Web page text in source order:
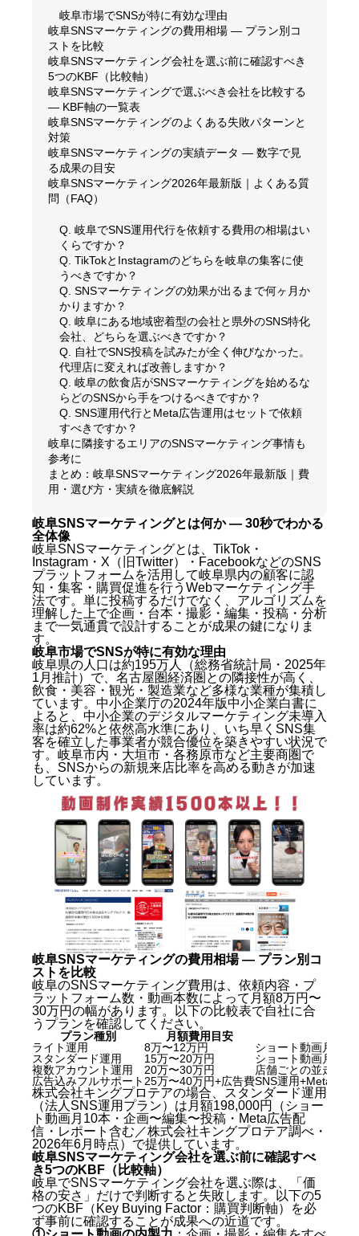
岐阜市場でSNSが特に有効な理由
岐阜SNSマーケティングの費用相場 — プラン別コ
ストを比較
岐阜SNSマーケティング会社を選ぶ前に確認すべき
5つのKBF（比較軸）
岐阜SNSマーケティングで選ぶべき会社を比較する
— KBF軸の一覧表
岐阜SNSマーケティングのよくある失敗パターンと
対策
岐阜SNSマーケティングの実績データ — 数字で見
る成果の目安
岐阜SNSマーケティング2026年最新版｜よくある質
問（FAQ）
Q. 岐阜でSNS運用代行を依頼する費用の相場はい
くらですか？
Q. TikTokとInstagramのどちらを岐阜の集客に使
うべきですか？
Q. SNSマーケティングの効果が出るまで何ヶ月か
かりますか？
Q. 岐阜にある地域密着型の会社と県外のSNS特化
会社、どちらを選ぶべきですか？
Q. 自社でSNS投稿を試みたが全く伸びなかった。
代理店に変えれば改善しますか？
Q. 岐阜の飲食店がSNSマーケティングを始めるな
らどのSNSから手をつけるべきですか？
Q. SNS運用代行とMeta広告運用はセットで依頼
すべきですか？
岐阜に隣接するエリアのSNSマーケティング事情も
参考に
まとめ：岐阜SNSマーケティング2026年最新版｜費
用・選び方・実績を徹底解説
岐阜SNSマーケティングとは何か — 30秒でわかる
全体像
岐阜SNSマーケティングとは、TikTok・
Instagram・X（旧Twitter）・FacebookなどのSNS
プラットフォームを活用して岐阜県内の顧客に認
知・集客・購買促進を行うWebマーケティング手
法です。単に投稿するだけでなく、アルゴリズムを
理解した上で企画・台本・撮影・編集・投稿・分析
まで一気通貫で設計することが成果の鍵になりま
す。
岐阜市場でSNSが特に有効な理由
岐阜県の人口は約195万人（総務省統計局・2025年
1月推計）で、名古屋圏経済圏との隣接性が高く、
飲食・美容・観光・製造業など多様な業種が集積し
ています。中小企業庁の2024年版中小企業白書に
よると、中小企業のデジタルマーケティング未導入
率は約62%と依然高水準にあり、いち早くSNS集
客を確立した事業者が競合優位を築きやすい状況で
す。岐阜市内・大垣市・各務原市など主要商圏で
も、SNSからの新規来店比率を高める動きが加速
しています。
岐阜SNSマーケティングの費用相場 — プラン別コ
ストを比較
岐阜のSNSマーケティング費用は、依頼内容・プ
ラットフォーム数・動画本数によって月額8万円〜
30万円の幅があります。以下の比較表で自社に合
うプランを確認してください。
プラン種別
月額費用目安
ライト運用
8万〜12万円
ショート動画月8本
スタンダード運用
15万〜20万円
ショート動画月10
複数アカウント運用
20万〜30万円
店舗ごとの並走運
広告込みフルサポート 25万〜40万円+広告費SNS運用+Meta広告
株式会社キングプロテアの場合、スタンダード運用
（法人SNS運用プラン）は月額198,000円（ショー
ト動画月10本・企画〜編集〜投稿・Meta広告配
信・レポート含む／株式会社キングプロテア調べ・
2026年6月時点）で提供しています。
岐阜SNSマーケティング会社を選ぶ前に確認すべ
き5つのKBF（比較軸）
岐阜でSNSマーケティング会社を選ぶ際は、「価
格の安さ」だけで判断すると失敗します。以下の5
つのKBF（Key Buying Factor：購買判断軸）を必
ず事前に確認することが成果への近道です。